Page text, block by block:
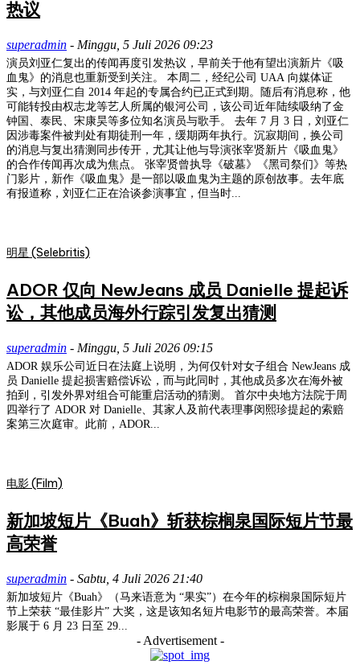
热议
superadmin - Minggu, 5 Juli 2026 09:23
演员刘亚仁复出的传闻再度引发热议，早前关于他有望出演新片《吸
血鬼》的消息也重新受到关注。 本周二，经纪公司 UAA 向媒体证
实，与刘亚仁自 2014 年起的专属合约已正式到期。随后有消息称，他
可能转投由权志龙等艺人所属的银河公司，该公司近年陆续吸纳了金
钟国、泰民、宋康昊等多位知名演员与歌手。 去年 7 月 3 日，刘亚仁
因涉毒案件被判处有期徒刑一年，缓期两年执行。沉寂期间，换公司
的消息与复出猜测同步传开，尤其让他与导演张宰贤新片《吸血鬼》
的合作传闻再次成为焦点。 张宰贤曾执导《破墓》《黑司祭们》等热
门影片，新作《吸血鬼》是一部以吸血鬼为主题的原创故事。去年底
有报道称，刘亚仁正在洽谈参演事宜，但当时...
明星 (Selebritis)
ADOR 仅向 NewJeans 成员 Danielle 提起诉
讼，其他成员海外行踪引发复出猜测
superadmin - Minggu, 5 Juli 2026 09:15
ADOR 娱乐公司近日在法庭上说明，为何仅针对女子组合 NewJeans 成
员 Danielle 提起损害赔偿诉讼，而与此同时，其他成员多次在海外被
拍到，引发外界对组合可能重启活动的猜测。 首尔中央地方法院于周
四举行了 ADOR 对 Danielle、其家人及前代表理事闵熙珍提起的索赔
案第三次庭审。此前，ADOR...
电影 (Film)
新加坡短片《Buah》斩获棕榈泉国际短片节最
高荣誉
superadmin - Sabtu, 4 Juli 2026 21:40
新加坡短片《Buah》（马来语意为 “果实”）在今年的棕榈泉国际短片
节上荣获 “最佳影片” 大奖，这是该知名短片电影节的最高荣誉。本届
影展于 6 月 23 日至 29...
- Advertisement -